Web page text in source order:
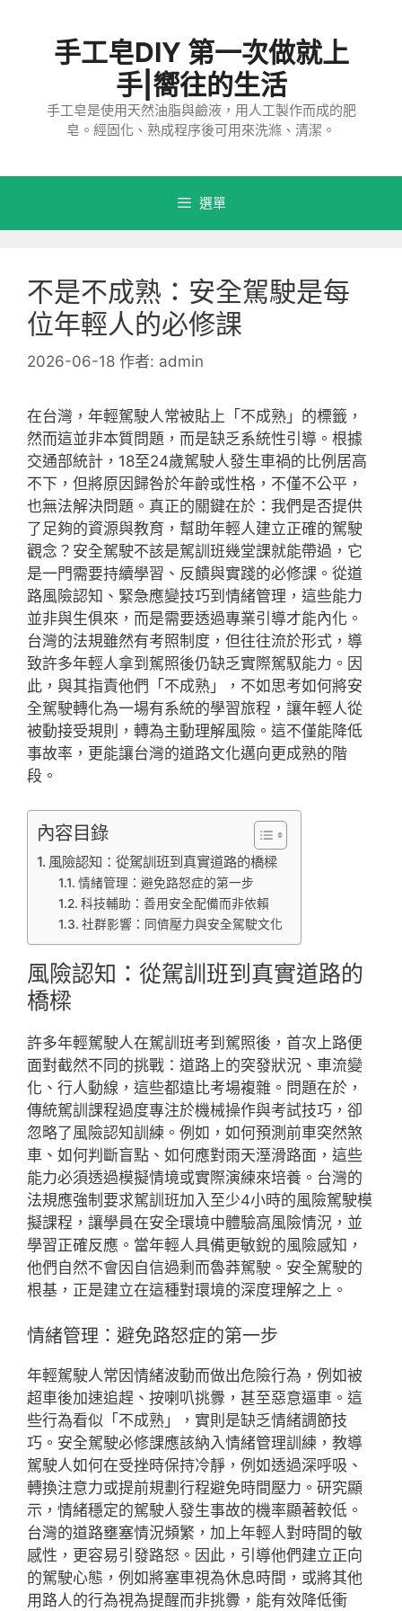
手工皂DIY 第一次做就上
手|嚮往的生活
手工皂是使用天然油脂與鹼液，用人工製作而成的肥
皂。經固化、熟成程序後可用來洗滌、清潔。
選單
不是不成熟：安全駕駛是每
位年輕人的必修課
2026-06-18 作者: admin
在台灣，年輕駕駛人常被貼上「不成熟」的標籤，
然而這並非本質問題，而是缺乏系統性引導。根據
交通部統計，18至24歲駕駛人發生車禍的比例居高
不下，但將原因歸咎於年齡或性格，不僅不公平，
也無法解決問題。真正的關鍵在於：我們是否提供
了足夠的資源與教育，幫助年輕人建立正確的駕駛
觀念？安全駕駛不該是駕訓班幾堂課就能帶過，它
是一門需要持續學習、反饋與實踐的必修課。從道
路風險認知、緊急應變技巧到情緒管理，這些能力
並非與生俱來，而是需要透過專業引導才能內化。
台灣的法規雖然有考照制度，但往往流於形式，導
致許多年輕人拿到駕照後仍缺乏實際駕馭能力。因
此，與其指責他們「不成熟」，不如思考如何將安
全駕駛轉化為一場有系統的學習旅程，讓年輕人從
被動接受規則，轉為主動理解風險。這不僅能降低
事故率，更能讓台灣的道路文化邁向更成熟的階
段。
內容目錄
風險認知：從駕訓班到真實道路的橋樑
情緒管理：避免路怒症的第一步
科技輔助：善用安全配備而非依賴
社群影響：同儕壓力與安全駕駛文化
風險認知：從駕訓班到真實道路的
橋樑
許多年輕駕駛人在駕訓班考到駕照後，首次上路便
面對截然不同的挑戰：道路上的突發狀況、車流變
化、行人動線，這些都遠比考場複雜。問題在於，
傳統駕訓課程過度專注於機械操作與考試技巧，卻
忽略了風險認知訓練。例如，如何預測前車突然煞
車、如何判斷盲點、如何應對雨天溼滑路面，這些
能力必須透過模擬情境或實際演練來培養。台灣的
法規應強制要求駕訓班加入至少4小時的風險駕駛模
擬課程，讓學員在安全環境中體驗高風險情況，並
學習正確反應。當年輕人具備更敏銳的風險感知，
他們自然不會因自信過剩而魯莽駕駛。安全駕駛的
根基，正是建立在這種對環境的深度理解之上。
情緒管理：避免路怒症的第一步
年輕駕駛人常因情緒波動而做出危險行為，例如被
超車後加速追趕、按喇叭挑釁，甚至惡意逼車。這
些行為看似「不成熟」，實則是缺乏情緒調節技
巧。安全駕駛必修課應該納入情緒管理訓練，教導
駕駛人如何在受挫時保持冷靜，例如透過深呼吸、
轉換注意力或提前規劃行程避免時間壓力。研究顯
示，情緒穩定的駕駛人發生事故的機率顯著較低。
台灣的道路壅塞情況頻繁，加上年輕人對時間的敏
感性，更容易引發路怒。因此，引導他們建立正向
的駕駛心態，例如將塞車視為休息時間，或將其他
用路人的行為視為提醒而非挑釁，能有效降低衝